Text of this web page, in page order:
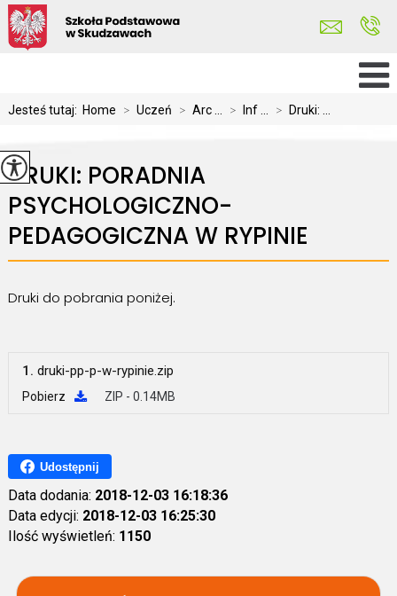
Jesteś tutaj: Home > Uczeń > Arc ... > Inf ... > Druki: ...
DRUKI: PORADNIA
PSYCHOLOGICZNO-
PEDAGOGICZNA W RYPINIE
Druki do pobrania poniżej.
1. druki-pp-p-w-rypinie.zip
Pobierz ZIP - 0.14MB
Udostępnij
Data dodania: 2018-12-03 16:18:36
Data edycji: 2018-12-03 16:25:30
Ilość wyświetleń: 1150